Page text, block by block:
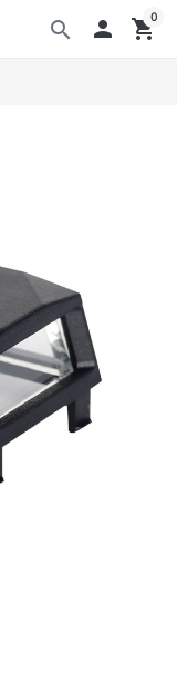
search  shopping_cart
0